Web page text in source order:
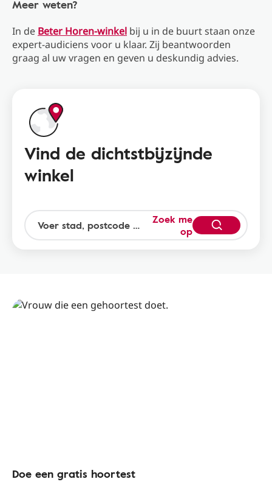
Meer weten?
In de Beter Horen-winkel bij u in de buurt staan onze
expert-audiciens voor u klaar. Zij beantwoorden
graag al uw vragen en geven u deskundig advies.
Vind de dichtstbijzijnde
winkel
Zoek me
op
Doe een gratis hoortest